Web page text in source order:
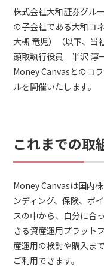
株式会社大和証券グル
の子会社である大和コ
大槻 竜児）（以下、当
頭取執行役員 半沢 淳
Money Canvasとのコ
ルを開催いたします。
これまでの取
Money Canvasは国内
ンディング、保険、ポ
スの中から、自分に合
きる資産運用プラット
産運用の検討や購入ま
ご利用できます。